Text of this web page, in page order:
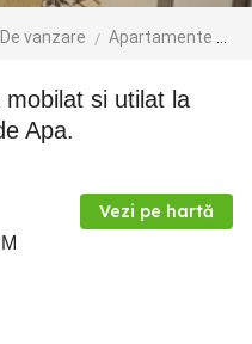
De vanzare Apartamente de vanzare
Apa.
Vezi pe hartă